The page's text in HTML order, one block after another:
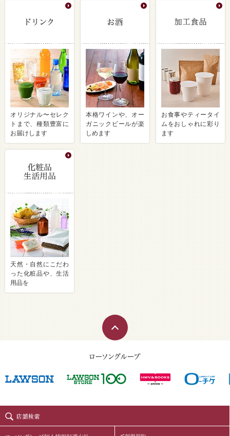
オリジナル〜セレク
トまで、種類豊富に
お届けします
本格ワインや、オー
ガニックビールが楽
しめます
お食事やティータイ
ムをおしゃれに彩り
ます
天然・自然にこだわ
った化粧品や、生活
用品を